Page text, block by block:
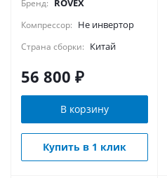
Бренд: ROVEX
Компрессор: Не инвертор
Страна сборки: Китай
56 800 ₽
В корзину
Купить в 1 клик